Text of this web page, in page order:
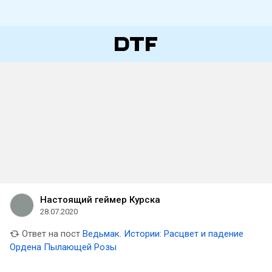
Настоящий геймер Курска
28.07.2020
Ответ на пост Ведьмак. Истории: Расцвет и падение
Ордена Пылающей Розы